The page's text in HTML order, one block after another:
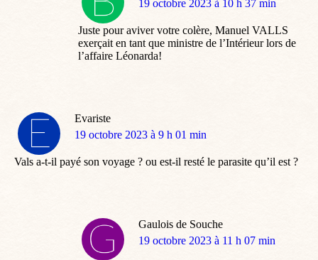
dit
19 octobre 2023 à 10 h 37 min
Juste pour aviver votre colère, Manuel VALLS
exerçait en tant que ministre de l’Intérieur lors de
l’affaire Léonarda!
Evariste
dit
19 octobre 2023 à 9 h 01 min
Vals a-t-il payé son voyage ? ou est-il resté le parasite qu’il est ?
Gaulois de Souche
dit
19 octobre 2023 à 11 h 07 min